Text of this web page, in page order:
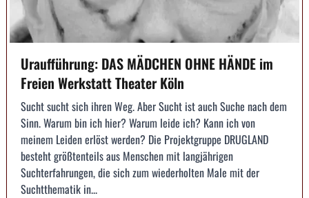
Uraufführung: DAS MÄDCHEN OHNE HÄNDE im
Freien Werkstatt Theater Köln
Sucht sucht sich ihren Weg. Aber Sucht ist auch Suche nach dem
Sinn. Warum bin ich hier? Warum leide ich? Kann ich von
meinem Leiden erlöst werden? Die Projektgruppe DRUGLAND
besteht größtenteils aus Menschen mit langjährigen
Suchterfahrungen, die sich zum wiederholten Male mit der
Suchtthematik in...